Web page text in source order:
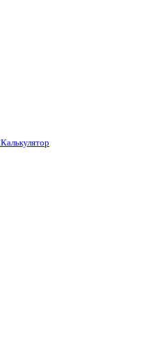
Калькулятор